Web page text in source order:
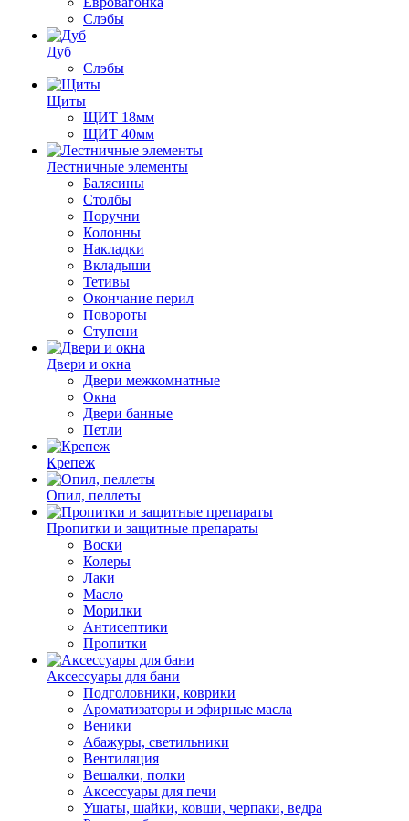
Слэбы
Дуб
Слэбы
Щиты
ЩИТ 18мм
ЩИТ 40мм
Лестничные элементы
Балясины
Столбы
Поручни
Колонны
Накладки
Вкладыши
Тетивы
Окончание перил
Повороты
Ступени
Двери и окна
Двери межкомнатные
Окна
Двери банные
Петли
Крепеж
Опил, пеллеты
Пропитки и защитные препараты
Воски
Колеры
Лаки
Масло
Морилки
Антисептики
Пропитки
Аксессуары для бани
Подголовники, коврики
Ароматизаторы и эфирные масла
Веники
Абажуры, светильники
Вентиляция
Вешалки, полки
Аксессуары для печи
Ушаты, шайки, ковши, черпаки, ведра